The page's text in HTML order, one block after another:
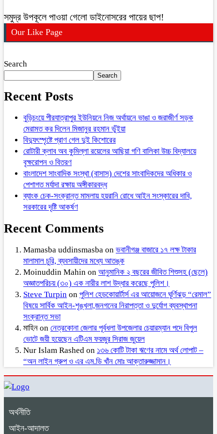
সমুদ্র উপকূলে পাওয়া গেলো ডাইনোসরের পায়ের ছাপ!
Our Like Page
Search
Search
Recent Posts
বুড়িচংয়ে পীরযাত্রাপুর ইউনিয়নে নিজ অর্থায়নে ভাঙা ও জরাজীর্ণ সড়ক
মেরামত কর দিলেন মিজানুর রহমান ভুঁইয়া
বিদ্যুৎস্পৃষ্টে প্রাণ গেল দুই কিশোরের
রোটারী ক্লাব অব কুমিল্লা রয়েলের আছিয়া গণি বালিকা উচ্চ বিদ্যালয়ে
বৃক্ষরোপন ও বিতরণ
বাংলাদেশ সাংবাদিক সংস্থা (বাসাস) দেশের সাংবাদিকদের অধিকার ও
পেশাগত মর্যাদা রক্ষায় অঙ্গীকারবদ্ধ
ব্যাংক চেক-সংক্রান্ত মামলায় হয়রানি রোধে আইন সংস্কারের দাবি,
সরকারের দৃষ্টি আকর্ষণ
Recent Comments
Mamasba uddinsmasba on ভবানীগঞ্জ বাজারে ১৭ লক্ষ টাকার
মালামাল চুরি, ব্যবসায়ীদের মধ্যে আতঙ্ক
Moinuddin Mahin on আনুমানিক ২ বছরের জীবিত শিশুসহ (ছেলে)
অজ্ঞাতপরিচয় (৩০) এক নারীর লাশ উদ্ধার করেছে পুলিশ।
Steve Turpin on পুলিশ হেডকোয়ার্টার্স এর আয়োজনে ঘূর্ণিঝড় “রেমাল”
বিষয়ে সার্বিক আইন-শৃঙ্খলা,জনগনের নিরাপত্তা ও দুর্যোগ ব্যবস্থাপনা
সংক্রান্ত সভা
মাহিন on নেত্রকোনা জেলার পূর্বধলা উপজেলার চেয়ারম্যান পদে বিপুল
ভোটে জয়ী হয়েছেন এটিএম ফয়জুর সিরাজ জুয়েল
Nur Islam Rashed on ১৩৬ কোটি টাকা ঋণের নামে অর্থ লোপাট –
“অন লাইন গ্রুপ ও এর এম.ডি খাঁন মোঃ আক্তারুজ্জামান।
অর্থনীতি
আইন-আদালত